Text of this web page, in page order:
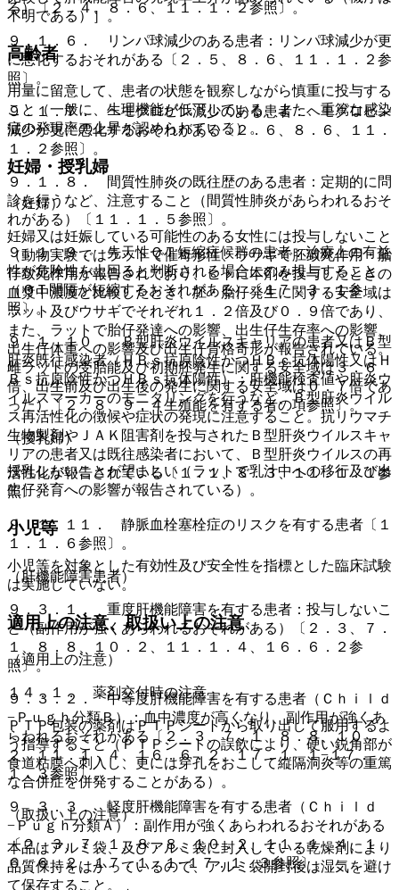
不明である）］。
高齢者
用量に留意して、患者の状態を観察しながら慎重に投与する
こと（一般に、生理機能が低下している、また、重篤な感染
症の発現率の上昇が認められている）。
妊婦・授乳婦
（妊婦）
妊婦又は妊娠している可能性のある女性には投与しないこと
（動物実験ではラットで催奇形性、ウサギで胚致死作用・胎
仔致死作用が報告されており、ヒトに本剤を投与したときの
血漿中濃度と比較したとき、胚・胎仔発生に関する安全域は
ラット及びウサギでそれぞれ１．２倍及び０．９倍であり、
また、ラットで胎仔発達への影響、出生仔生存率への影響、
出生仔体重への影響及び出生仔骨格奇形が報告されている。
雌ラットの受胎能及び初期胚発生に関する安全域は３．６
倍、出生前及び出生後の発生に関する安全域は０．７倍であ
った）〔２．８、９．４生殖能を有する者の項参照〕。
（授乳婦）
授乳しないことが望ましい（ラットで乳汁中への移行及び出
生仔発育への影響が報告されている）。
小児等
小児等を対象とした有効性及び安全性を指標とした臨床試験
は実施していない。
適用上の注意、取扱い上の注意
（適用上の注意）
１４．１． 薬剤交付時の注意
ＰＴＰ包装の薬剤はＰＴＰシートから取り出して服用するよ
う指導すること（ＰＴＰシートの誤飲により、硬い鋭角部が
食道粘膜へ刺入し、更には穿孔をおこして縦隔洞炎等の重篤
な合併症を併発することがある）。
（取扱い上の注意）
本品はアルミ袋、及びアルミ袋に封入している乾燥剤により
品質保持をはかっているので、アルミ袋開封後は湿気を避け
て保存すること。
る）〔２．４、８．６、１１．１．２参照〕。
９．１．６． リンパ球減少のある患者：リンパ球減少が更
に悪化するおそれがある〔２．５、８．６、１１．１．２参
照〕。
９．１．７． ヘモグロビン減少のある患者：ヘモグロビン
減少が更に悪化するおそれがある〔２．６、８．６、１１．
１．２参照〕。
９．１．８． 間質性肺炎の既往歴のある患者：定期的に問
診を行うなど、注意すること（間質性肺炎があらわれるおそ
れがある）〔１１．１．５参照〕。
９．１．９． 先天性ＱＴ短縮症候群の患者：治療上の有益
性が危険性を上回ると判断される場合にのみ投与すること
（ＱＴ間隔が短縮するおそれがある）〔１７．３．１参
照〕。
９．１．１０． Ｂ型肝炎ウイルスキャリアの患者又はＢ型
肝炎既往感染者（ＨＢｓ抗原陰性かつＨＢｃ抗体陽性又はＨ
Ｂｓ抗原陰性かつＨＢｓ抗体陽性）：肝機能検査値や肝炎ウ
イルスマーカーのモニタリングを行うなど、Ｂ型肝炎ウイル
ス再活性化の徴候や症状の発現に注意すること。抗リウマチ
生物製剤やＪＡＫ阻害剤を投与されたＢ型肝炎ウイルスキャ
リアの患者又は既往感染者において、Ｂ型肝炎ウイルスの再
活性化が報告されている〔１．１、８．３、１１．１．１参
照〕。
９．１．１１． 静脈血栓塞栓症のリスクを有する患者〔１
１．１．６参照〕。
（肝機能障害患者）
９．３．１． 重度肝機能障害を有する患者：投与しないこ
と（副作用が強くあらわれるおそれがある）〔２．３、７．
１、８．８、１０．２、１１．１．４、１６．６．２参
照〕。
９．３．２． 中等度肝機能障害を有する患者（Ｃｈｉｌｄ
−Ｐｕｇｈ分類Ｂ）：血中濃度が高くなり、副作用が強くあ
らわれるおそれがある〔２．３、７．１、８．８、１０．
２、１１．１．４、１６．６．２、１７．１．１−１７．
１．３参照〕。
９．３．３． 軽度肝機能障害を有する患者（Ｃｈｉｌｄ
−Ｐｕｇｈ分類Ａ）：副作用が強くあらわれるおそれがある
〔２．３、７．１、８．８、１０．２、１１．１．４、１
６．６．２、１７．１．１−１７．１．３参照〕。